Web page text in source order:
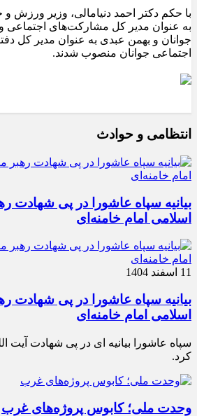
با حکم دکتر احمد دنیامالی، وزیر ورزش و
به عنوان مدیر کل مشارکت‌های اجتماعی و
جوانان و بهمن عبدی به عنوان مدیر کل
اجتماعی جوانان منصوب شدند.
انتظامی و حوادث
بیانیه سپاه عاشورا در پی شهادت
اسلامی امام خامنه‌ای
11 اسفند 1404
بیانیه سپاه عاشورا در پی شهادت
اسلامی امام خامنه‌ای
سپاه عاشورا بیانیه ای در پی شهادت آیت
کرد.
وحدت ملی؛ کابوس پروژه‌های غرب